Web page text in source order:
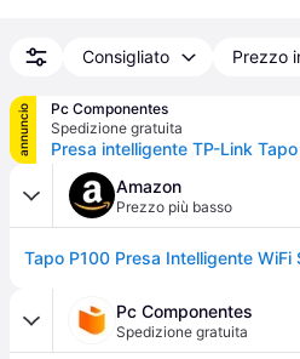
Consigliato Prezzo
annuncio
Pc Componentes
Spedizione gratuita
Amazon
Prezzo più basso
Pc Componentes
Spedizione gratuita